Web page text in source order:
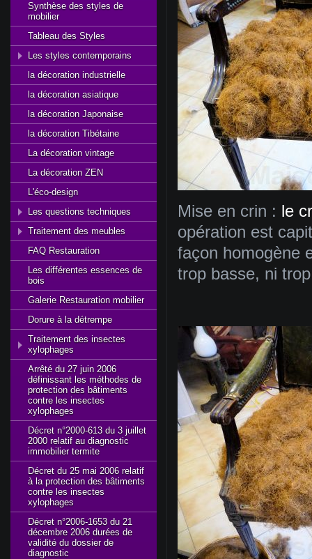
Mise en crin : le
opération est
façon homogène
trop basse, ni
Synthèse des styles de
mobilier
Tableau des Styles
Les styles contemporains
la décoration industrielle
la décoration asiatique
la décoration Japonaise
la décoration Tibétaine
La décoration vintage
La décoration ZEN
L'éco-design
Les questions techniques
Traitement des meubles
FAQ Restauration
Les différentes essences de
bois
Galerie Restauration mobilier
Dorure à la détrempe
Traitement des insectes
xylophages
Arrêté du 27 juin 2006
définissant les méthodes de
protection des bâtiments
contre les insectes
xylophages
Décret n°2000-613 du 3 juillet
2000 relatif au diagnostic
immobilier termite
Décret du 25 mai 2006 relatif
à la protection des bâtiments
contre les insectes
xylophages
Décret n°2006-1653 du 21
décembre 2006 durées de
validité du dossier de
diagnostic